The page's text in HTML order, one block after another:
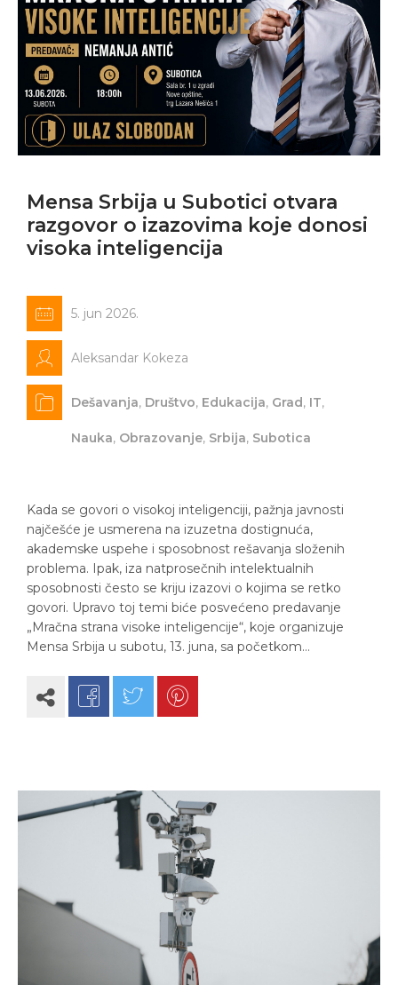
Mensa Srbija u Subotici otvara
razgovor o izazovima koje donosi
visoka inteligencija
5. jun 2026.
Aleksandar Kokeza
Dešavanja, Društvo, Edukacija, Grad, IT,
Nauka, Obrazovanje, Srbija, Subotica
Kada se govori o visokoj inteligenciji, pažnja javnosti
najčešće je usmerena na izuzetna dostignuća,
akademske uspehe i sposobnost rešavanja složenih
problema. Ipak, iza natprosečnih intelektualnih
sposobnosti često se kriju izazovi o kojima se retko
govori. Upravo toj temi biće posvećeno predavanje
„Mračna strana visoke inteligencije“, koje organizuje
Mensa Srbija u subotu, 13. juna, sa početkom…